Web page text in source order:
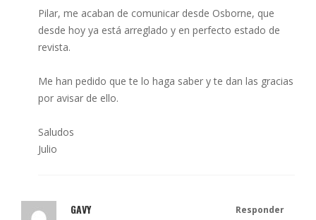
Pilar, me acaban de comunicar desde Osborne, que
desde hoy ya está arreglado y en perfecto estado de
revista.
Me han pedido que te lo haga saber y te dan las gracias
por avisar de ello.
Saludos
Julio
GAVY Responder